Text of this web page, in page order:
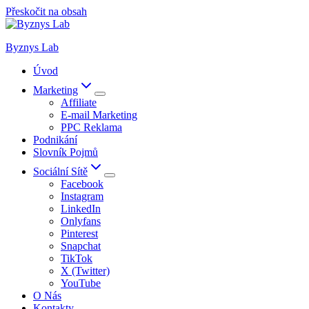
Přeskočit na obsah
Byznys Lab
Úvod
Marketing
Affiliate
E-mail Marketing
PPC Reklama
Podnikání
Slovník Pojmů
Sociální Sítě
Facebook
Instagram
LinkedIn
Onlyfans
Pinterest
Snapchat
TikTok
X (Twitter)
YouTube
O Nás